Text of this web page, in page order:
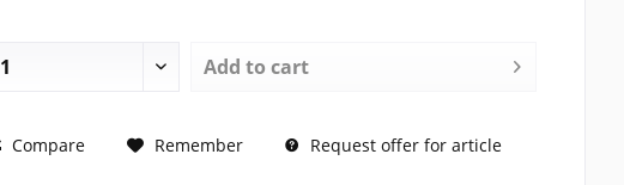
Add to cart
PRICE REQUEST
Compare Remember Request offer for article